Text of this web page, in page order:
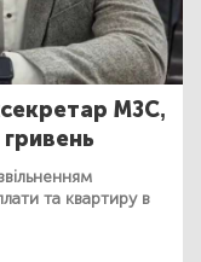
МЗС,
та квартиру в